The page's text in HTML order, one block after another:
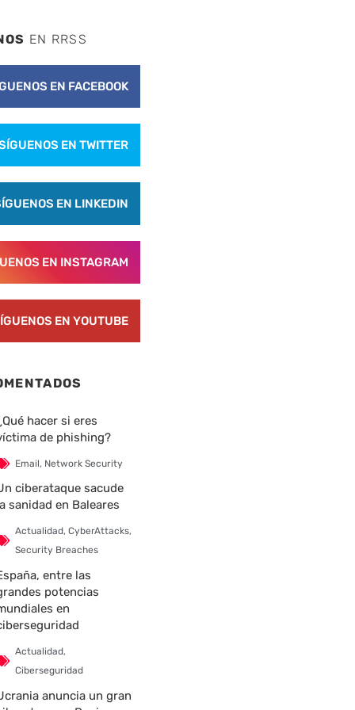
EN RRSS
EN FACEBOOK
EN TWITTER
EN LINKEDIN
EN INSTAGRAM
EN YOUTUBE
hacer si eres
de phishing?
Email, Network Security
ciberataque sacude
sanidad en Baleares
Actualidad, CyberAttacks,
Security Breaches
entre las
potencias
en
Actualidad,
Ciberseguridad
anuncia un gran